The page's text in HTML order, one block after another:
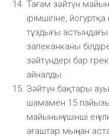
Тағам зәйтүн
ірімшігіне,
тұздығы
запеканканы
зәйтүндері бар
айналды.
Зәйтүн бақтары
шамамен 15
майының үшінші ең
ағаштар мыңнан